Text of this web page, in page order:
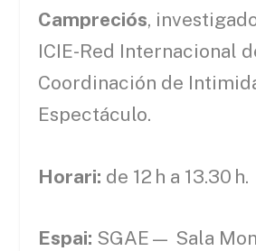
Campreciós,
ICIE-Red Internacional
Coordinación de
Espectáculo.
Horari: de 12 h a 13.30 h.
Espai: SGAE— Sala